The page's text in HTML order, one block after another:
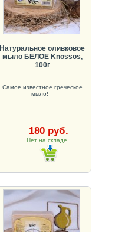
Натуральное оливковое
мыло БЕЛОЕ Knossos,
100г
Самое известное греческое
мыло!
180 руб.
Нет на складе